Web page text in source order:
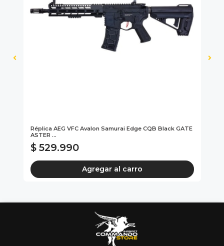
Réplica AEG VFC Avalon Samurai Edge CQB Black GATE
ASTER ...
$ 529.990
Agregar al carro